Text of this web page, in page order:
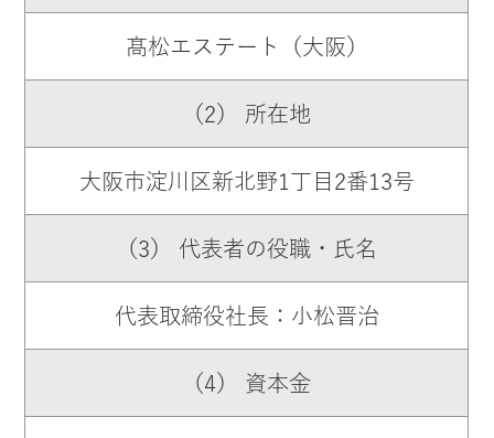
髙松エステート（大阪）
（2） 所在地
大阪市淀川区新北野1丁目2番13号
（3） 代表者の役職・氏名
代表取締役社長：小松晋治
（4） 資本金